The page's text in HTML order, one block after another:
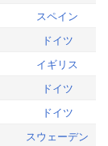
スペイン
ドイツ
イギリス
ドイツ
ドイツ
スウェーデン